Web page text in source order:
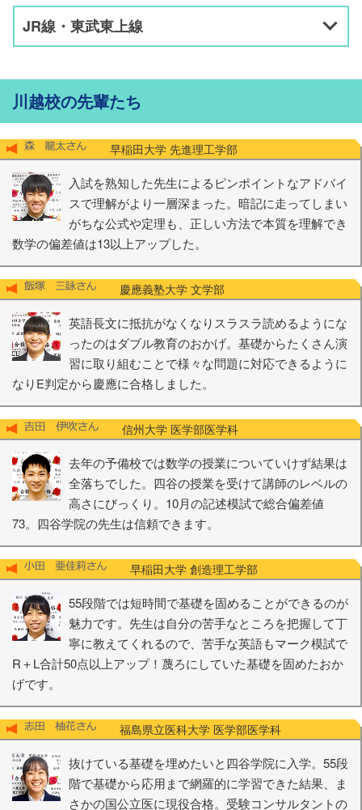
JR線・東武東上線
川越校の先輩たち
早稲田大学 先進理工学部
入試を熟知した先生によるピンポイントなアドバイ
スで理解がより一層深まった。暗記に走ってしまい
がちな公式や定理も、正しい方法で本質を理解でき
数学の偏差値は13以上アップした。
慶應義塾大学 文学部
英語長文に抵抗がなくなりスラスラ読めるようにな
ったのはダブル教育のおかげ。基礎からたくさん演
習に取り組むことで様々な問題に対応できるように
なりE判定から慶應に合格しました。
信州大学 医学部医学科
去年の予備校では数学の授業についていけず結果は
全落ちでした。四谷の授業を受けて講師のレベルの
高さにびっくり。10月の記述模試で総合偏差値
73。四谷学院の先生は信頼できます。
早稲田大学 創造理工学部
55段階では短時間で基礎を固めることができるのが
魅力です。先生は自分の苦手なところを把握して丁
寧に教えてくれるので、苦手な英語もマーク模試で
R＋L合計50点以上アップ！蔑ろにしていた基礎を固めたおか
げです。
福島県立医科大学 医学部医学科
抜けている基礎を埋めたいと四谷学院に入学。55段
階で基礎から応用まで網羅的に学習できた結果、ま
さかの国公立医に現役合格。受験コンサルタントの